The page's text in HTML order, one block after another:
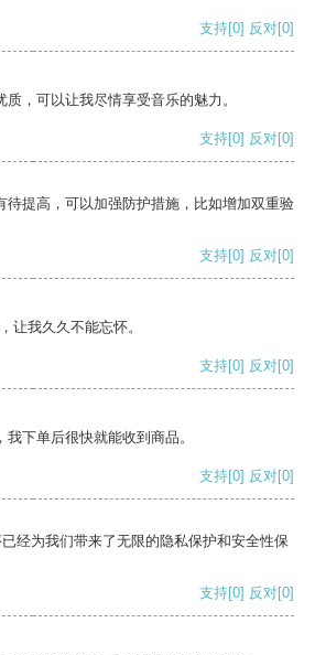
支持[0] 反对[0]
，可以让我尽情享受音乐的魅力。
支持[0] 反对[0]
待提高，可以加强防护措施，比如增加双重验
支持[0] 反对[0]
让我久久不能忘怀。
支持[0] 反对[0]
下单后很快就能收到商品。
支持[0] 反对[0]
经为我们带来了无限的隐私保护和安全性保
支持[0] 反对[0]